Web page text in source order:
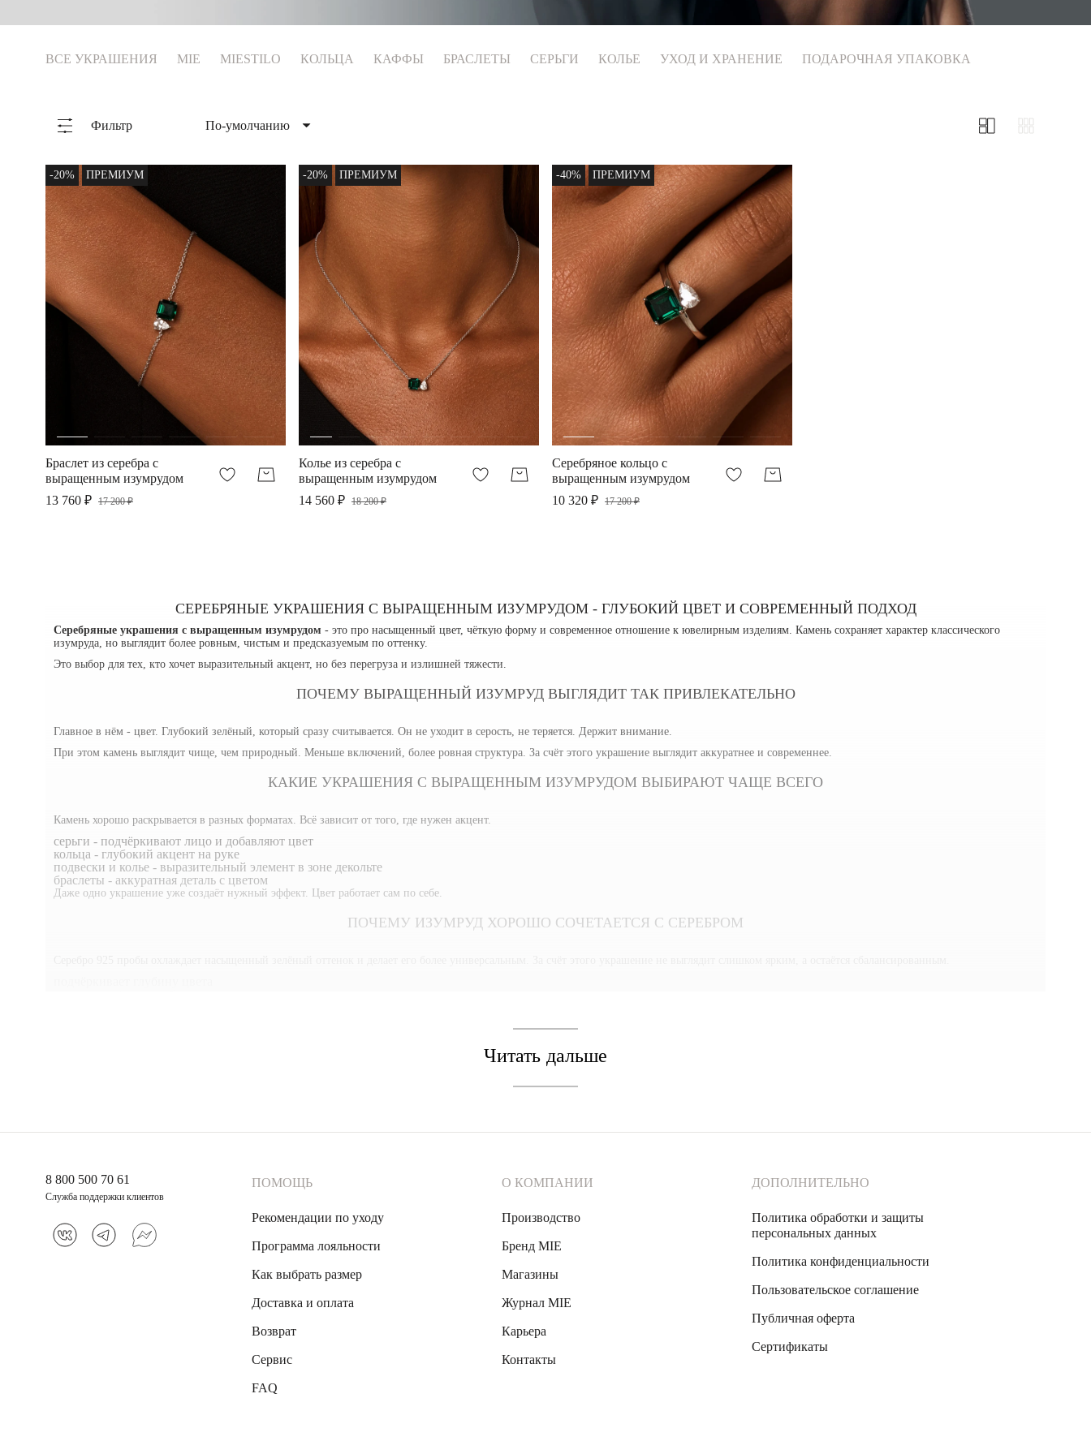
ВСЕ УКРАШЕНИЯ MIE MIESTILO КОЛЬЦА КАФФЫ БРАСЛЕТЫ СЕРЬГИ КОЛЬЕ УХОД И ХРАНЕНИЕ ПОДАРОЧНАЯ УПАКОВКА
Фильтр
По-умолчанию
Сначала популярные
Сначала дешевые
-20% ПРЕМИУМ
Браслет из серебра с
выращенным изумрудом
13 760 ₽ 17 200 ₽
-20% ПРЕМИУМ
Колье из серебра с
выращенным изумрудом
14 560 ₽ 18 200 ₽
-40% ПРЕМИУМ
Серебряное кольцо с
выращенным изумрудом
10 320 ₽ 17 200 ₽
СЕРЕБРЯНЫЕ УКРАШЕНИЯ С ВЫРАЩЕННЫМ ИЗУМРУДОМ - ГЛУБОКИЙ ЦВЕТ И СОВРЕМЕННЫЙ ПОДХОД
Серебряные украшения с выращенным изумрудом - это про насыщенный цвет, чёткую форму и современное отношение к ювелирным изделиям. Камень сохраняет характер классического
изумруда, но выглядит более ровным, чистым и предсказуемым по оттенку.
Это выбор для тех, кто хочет выразительный акцент, но без перегруза и излишней тяжести.
ПОЧЕМУ ВЫРАЩЕННЫЙ ИЗУМРУД ВЫГЛЯДИТ ТАК ПРИВЛЕКАТЕЛЬНО
Главное в нём - цвет. Глубокий зелёный, который сразу считывается. Он не уходит в серость, не теряется. Держит внимание.
При этом камень выглядит чище, чем природный. Меньше включений, более ровная структура. За счёт этого украшение выглядит аккуратнее и современнее.
КАКИЕ УКРАШЕНИЯ С ВЫРАЩЕННЫМ ИЗУМРУДОМ ВЫБИРАЮТ ЧАЩЕ ВСЕГО
Камень хорошо раскрывается в разных форматах. Всё зависит от того, где нужен акцент.
серьги - подчёркивают лицо и добавляют цвет
кольца - глубокий акцент на руке
подвески и колье - выразительный элемент в зоне декольте
браслеты - аккуратная деталь с цветом
Даже одно украшение уже создаёт нужный эффект. Цвет работает сам по себе.
ПОЧЕМУ ИЗУМРУД ХОРОШО СОЧЕТАЕТСЯ С СЕРЕБРОМ
КАК НОСИТЬ УКРАШЕНИЯ С ВЫРАЩЕННЫМ ИЗУМРУДОМ
Выбрать подходящую модель можно в официальном интернет-магазине MIE с доставкой по всей России. Если хочется увидеть украшение вживую и примерить, можно посетить магазины бренда в
Москве и Санкт-Петербурге.
В каталоге представлены разные варианты - от минималистичных до более акцентных. Это позволяет подобрать украшение под стиль, настроение и конкретный образ.
ЧАСТО ЗАДАВАЕМЫЕ ВОПРОСЫ
Это камень, созданный в лабораторных условиях, который повторяет свойства и внешний вид природного изумруда.
ОТЛИЧАЕТСЯ ЛИ ОН ОТ НАТУРАЛЬНОГО?
Визуально он чище и ровнее по структуре. При этом сохраняет цвет и основные характеристики изумруда.
МОЖНО ЛИ НОСИТЬ ТАКИЕ УКРАШЕНИЯ КАЖДЫЙ ДЕНЬ?
Читать дальше
8 800 500 70 61
Служба поддержки клиентов
ПОМОЩЬ
Рекомендации по уходу
Программа лояльности
Как выбрать размер
Доставка и оплата
Возврат
Сервис
FAQ
О КОМПАНИИ
Производство
Бренд MIE
Магазины
Журнал MIE
Карьера
Контакты
ДОПОЛНИТЕЛЬНО
Политика обработки и защиты
персональных данных
Политика конфиденциальности
Пользовательское соглашение
Публичная оферта
Сертификаты